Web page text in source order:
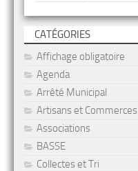
CATÉGORIES
Affichage obligatoire
Agenda
Arrêté Municipal
Artisans et Commerces
Associations
BASSE
Collectes et Tri